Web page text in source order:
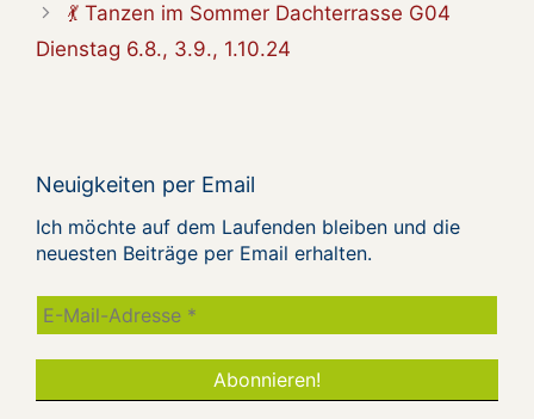
💃 Tanzen im Sommer Dachterrasse G04
Dienstag 6.8., 3.9., 1.10.24
Neuigkeiten per Email
Ich möchte auf dem Laufenden bleiben und die
neuesten Beiträge per Email erhalten.